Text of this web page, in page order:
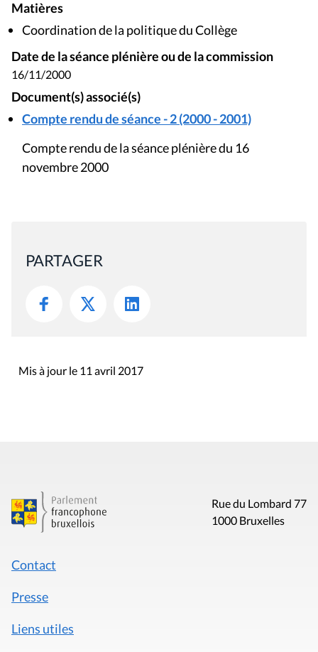
Matières
Coordination de la politique du Collège
Date de la séance plénière ou de la commission
16/11/2000
Document(s) associé(s)
Compte rendu de séance - 2 (2000 - 2001)
Compte rendu de la séance plénière du 16
novembre 2000
PARTAGER
Mis à jour le 11 avril 2017
Rue du Lombard 77
1000 Bruxelles
Contact
Presse
Liens utiles